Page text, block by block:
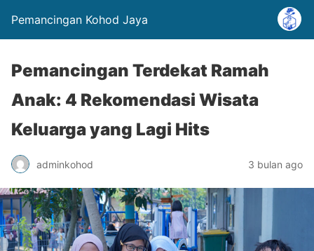
Pemancingan Kohod Jaya
Pemancingan Terdekat Ramah
Anak: 4 Rekomendasi Wisata
Keluarga yang Lagi Hits
adminkohod 3 bulan ago